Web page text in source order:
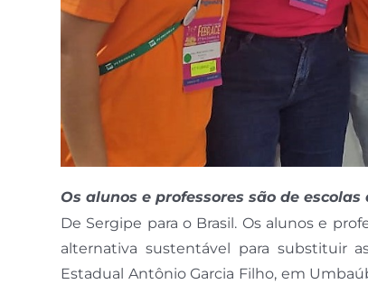
Os alunos e professores são de
De Sergipe para o Brasil. Os alunos e
alternativa sustentável para substituir
Estadual Antônio Garcia Filho, em